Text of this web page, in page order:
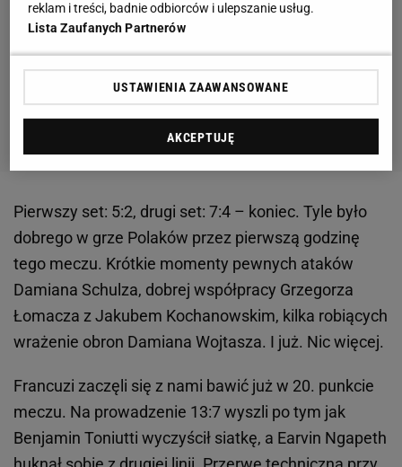
Pierwszy set: 5:2, drugi set: 7:4 – koniec. Tyle było
dobrego w grze Polaków przez pierwszą godzinę
tego meczu. Krótkie momenty pewnych ataków
Damiana Schulza, dobrej współpracy Grzegorza
Łomacza z Jakubem Kochanowskim, kilka robiących
wrażenie obron Damiana Wojtasza. I już. Nic więcej.
Francuzi zaczęli się z nami bawić już w 20. punkcie
meczu. Na prowadzenie 13:7 wyszli po tym jak
Benjamin Toniutti wyczyścił siatkę, a Earvin Ngapeth
reklam i treści, badnie odbiorców i ulepszanie usług.
Lista Zaufanych Partnerów
USTAWIENIA ZAAWANSOWANE
AKCEPTUJĘ